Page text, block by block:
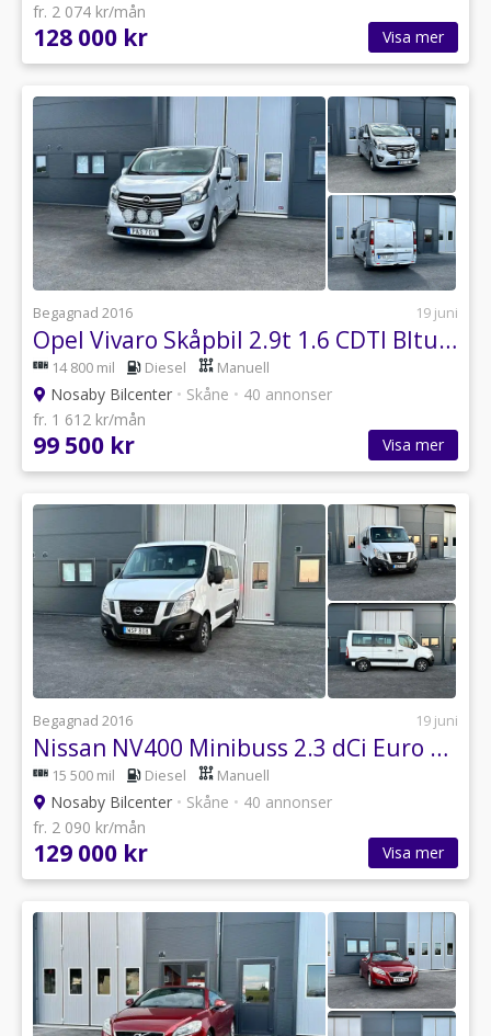
fr. 2 074 kr/mån
128 000 kr Visa mer
Begagnad 2016 19 juni
Opel Vivaro Skåpbil 2.9t 1.6 CDTI BIturbo, Navi, 1 Ägare, Dragkrok
14 800 mil Diesel Manuell
Nosaby Bilcenter • Skåne • 40 annonser
fr. 1 612 kr/mån
99 500 kr Visa mer
Begagnad 2016 19 juni
Nissan NV400 Minibuss 2.3 dCi Euro 6, 9-sits, Dragkrok, Moms
15 500 mil Diesel Manuell
Nosaby Bilcenter • Skåne • 40 annonser
fr. 2 090 kr/mån
129 000 kr Visa mer